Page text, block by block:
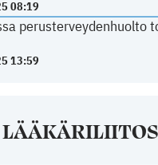
08:19
perusterveydenhuolto
13:59